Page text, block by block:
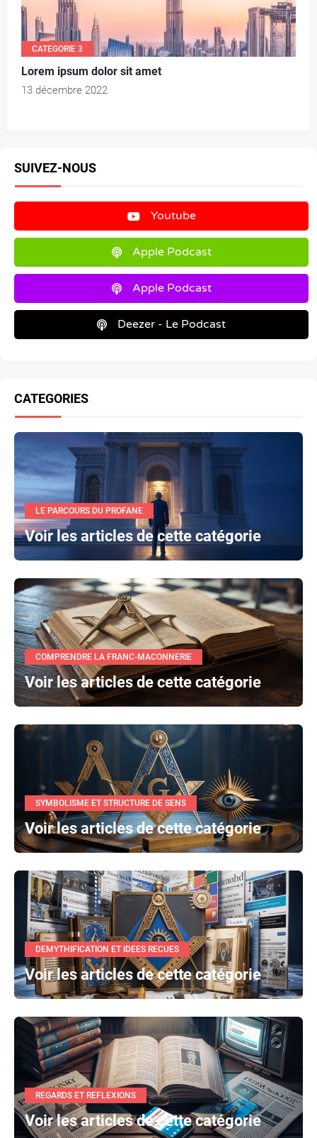
CATEGORIE 3
Lorem ipsum dolor sit amet
13 décembre 2022
SUIVEZ-NOUS
Youtube
Apple Podcast
Apple Podcast
Deezer - Le Podcast
CATEGORIES
LE PARCOURS DU PROFANE
Voir les articles de cette catégorie
COMPRENDRE LA FRANC-MACONNERIE
Voir les articles de cette catégorie
SYMBOLISME ET STRUCTURE DE SENS
Voir les articles de cette catégorie
DEMYTHIFICATION ET IDEES RECUES
Voir les articles de cette catégorie
REGARDS ET REFLEXIONS
Voir les articles de cette catégorie